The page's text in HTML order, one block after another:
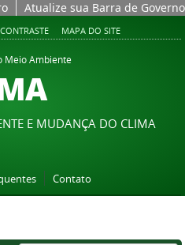
Atualize sua Barra de Governo
MAPA DO SITE
Meio Ambiente
E MUDANÇA DO CLIMA
Contato